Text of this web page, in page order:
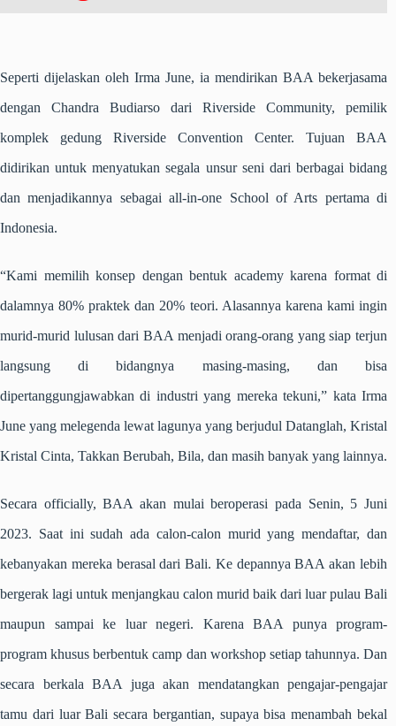
Seperti dijelaskan oleh Irma June, ia mendirikan BAA bekerjasama
dengan Chandra Budiarso dari Riverside Community, pemilik
komplek gedung Riverside Convention Center. Tujuan BAA
didirikan untuk menyatukan segala unsur seni dari berbagai bidang
dan menjadikannya sebagai all-in-one School of Arts pertama di
Indonesia.
“Kami memilih konsep dengan bentuk academy karena format di
dalamnya 80% praktek dan 20% teori. Alasannya karena kami ingin
murid-murid lulusan dari BAA menjadi orang-orang yang siap terjun
langsung di bidangnya masing-masing, dan bisa
dipertanggungjawabkan di industri yang mereka tekuni,” kata Irma
June yang melegenda lewat lagunya yang berjudul Datanglah, Kristal
Kristal Cinta, Takkan Berubah, Bila, dan masih banyak yang lainnya.
Secara officially, BAA akan mulai beroperasi pada Senin, 5 Juni
2023. Saat ini sudah ada calon-calon murid yang mendaftar, dan
kebanyakan mereka berasal dari Bali. Ke depannya BAA akan lebih
bergerak lagi untuk menjangkau calon murid baik dari luar pulau Bali
maupun sampai ke luar negeri. Karena BAA punya program-
program khusus berbentuk camp dan workshop setiap tahunnya. Dan
secara berkala BAA juga akan mendatangkan pengajar-pengajar
tamu dari luar Bali secara bergantian, supaya bisa menambah bekal